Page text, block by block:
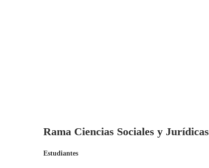
Rama Ciencias Sociales y Jurídicas
Estudiantes